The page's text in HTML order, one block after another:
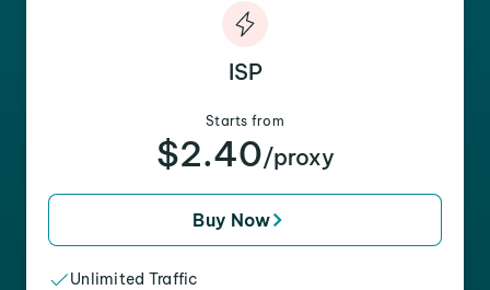
ISP
Starts from
$2.40/proxy
Buy Now
Unlimited Traffic